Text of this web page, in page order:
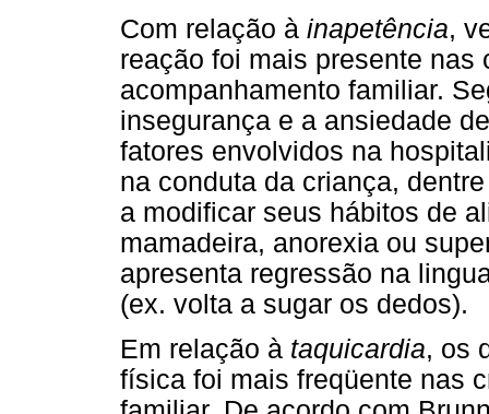
Com relação à inapetência,
reação foi mais presente
acompanhamento familiar.
insegurança e a ansiedade
fatores envolvidos na
na conduta da criança,
a modificar seus hábitos de
mamadeira, anorexia ou
apresenta regressão na
(ex. volta a sugar os dedos).
Em relação à taquicardia, os
física foi mais freqüente nas